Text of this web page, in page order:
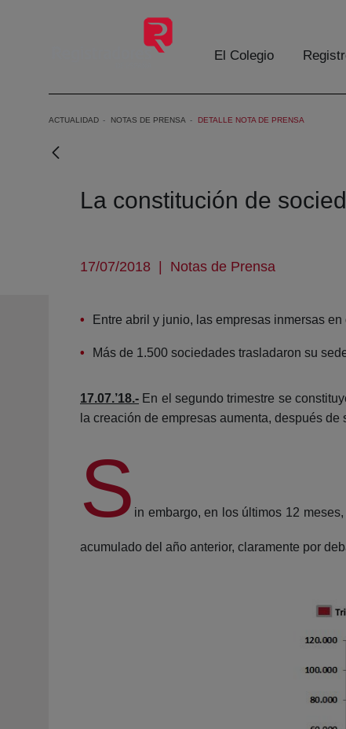
Saltar al contenido principal
El Colegio
ACTUALIDAD NOTAS DE PRENSA DETALLE NOTA DE PRENSA
La constitución de
17/07/2018 | Notas de Prensa
Entre abril y junio, las empresas inmersas
Más de 1.500 sociedades trasladaron su
17.07.’18.- En el segundo trimestre se
la creación de empresas aumenta, después
S in embargo, en los últimos 12
acumulado del año anterior, claramente por